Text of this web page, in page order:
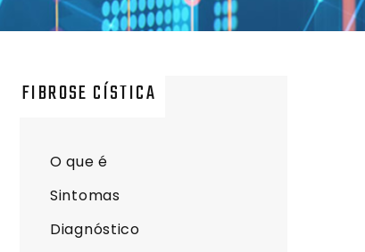
FIBROSE CÍSTICA
O que é
Sintomas
Diagnóstico